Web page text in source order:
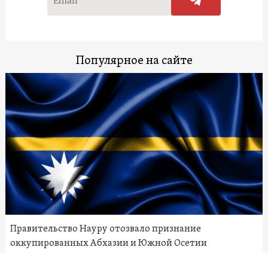
Популярное на сайте
Правительство Науру отозвало признание
оккупированных Абхазии и Южной Осетии